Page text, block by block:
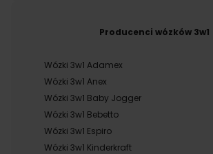
Producenci wózków 3w1
Wózki 3w1 Adamex
Wózki 3w1 Anex
Wózki 3w1 Baby Jogger
Wózki 3w1 Bebetto
Wózki 3w1 Espiro
Wózki 3w1 Kinderkraft